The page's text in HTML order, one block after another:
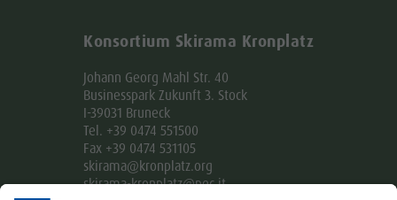
Konsortium Skirama Kronplatz
Johann Georg Mahl Str. 40
Businesspark Zukunft 3. Stock
I-39031 Bruneck
Tel. +39 0474 551500
Fax +39 0474 531105
skirama@kronplatz.org
skirama-kronplatz@pec.it